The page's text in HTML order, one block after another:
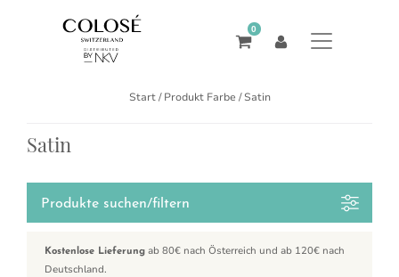
0
Start/ Produkt Farbe / Satin
Satin
Produkte suchen/filtern
Kostenlose Lieferung ab 80€ nach Österreich und ab 120€ nach
Deutschland.